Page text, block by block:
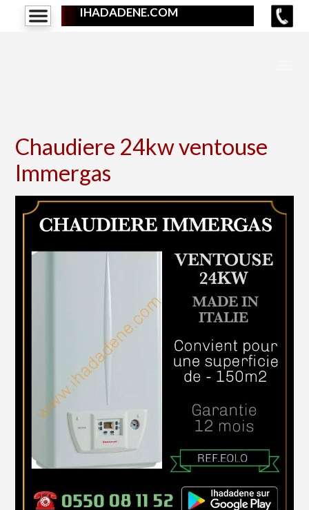
IHADADENE.COM
Chaudiere 24kw ventouse
Immergas